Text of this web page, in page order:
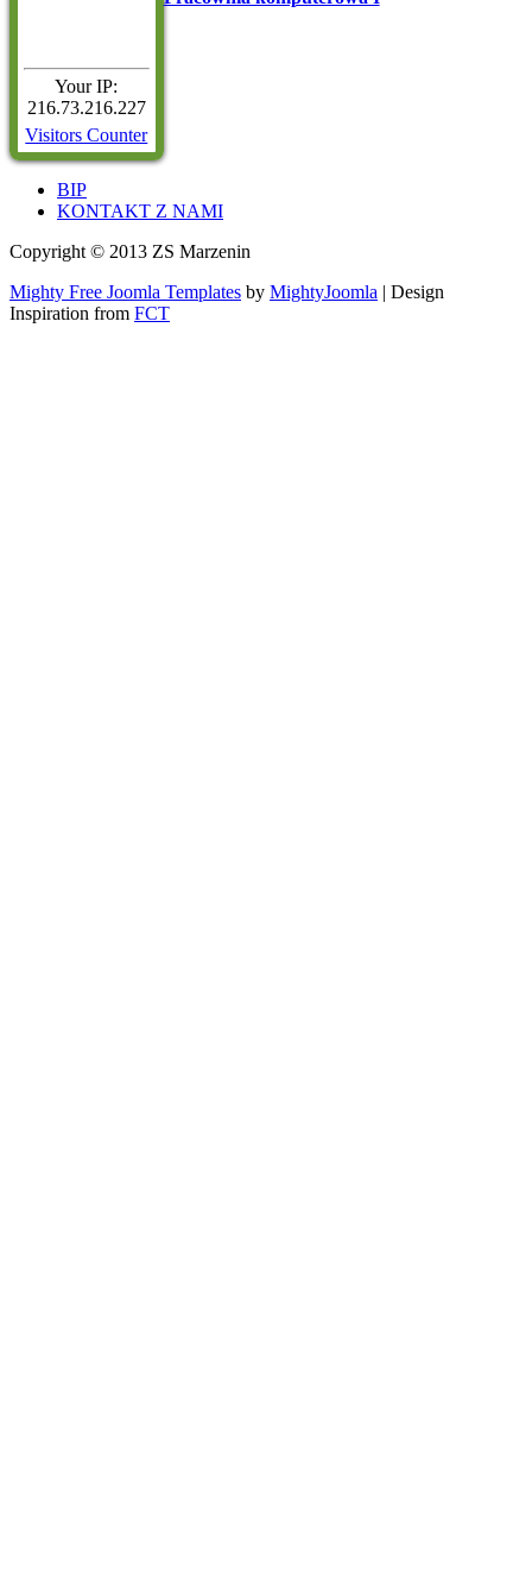
Your IP:
216.73.216.227
Visitors Counter
BIP
KONTAKT Z NAMI
Copyright © 2013 ZS Marzenin
Mighty Free Joomla Templates by MightyJoomla | Design
Inspiration from FCT